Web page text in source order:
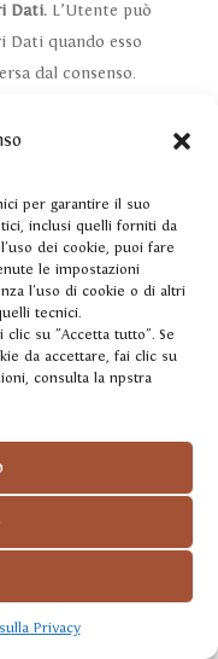
per garantire il suo
inclusi quelli forniti da
dei cookie, puoi fare
le impostazioni
l'uso di cookie o di altri
tecnici.
su "Accetta tutto". Se
da accettare, fai clic su
consulta la npstra
Privacy
Dati.L’Utente può
quando esso
dal consenso.
dal Titolare, su
ed a ricevere una
L’Utente può
Dati e richiederne
Quando
dei propri Dati
condizioni,
dei propri